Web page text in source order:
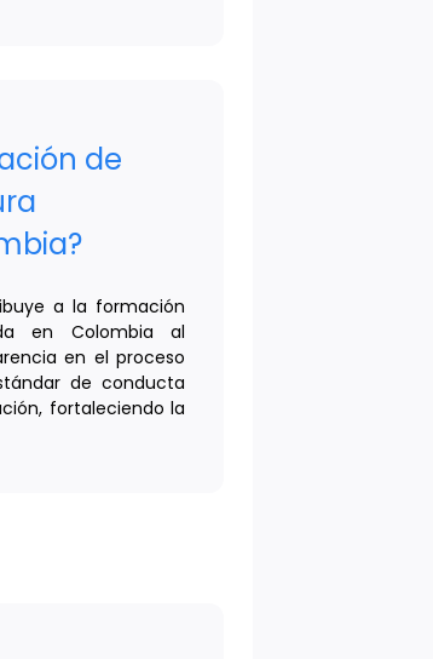
de
a la formación
en Colombia al
en el proceso
de conducta
fortaleciendo la